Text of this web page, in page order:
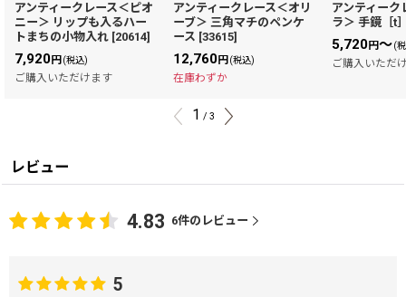
アンティークレース＜ピオ
ニー＞ リップも入るハー
トまちの小物入れ [20614]
7,920円 (税込)
ご購入いただけます
アンティークレース＜オリ
ーブ＞ 三角マチのペンケ
ース [33615]
12,760円 (税込)
在庫わずか
アンティーク
ラ＞ 手鏡［t
5,720円～(
ご購入いただ
1 / 3
レビュー
4.83 6件のレビュー
5